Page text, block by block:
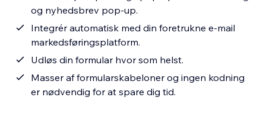
og nyhedsbrev pop-up.
Integrér automatisk med din foretrukne e-mail
markedsføringsplatform.
Udløs din formular hvor som helst.
Masser af formularskabeloner og ingen kodning
er nødvendig for at spare dig tid.